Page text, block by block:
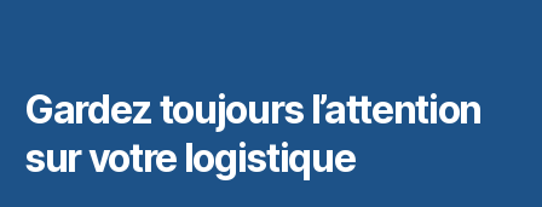
Gardez toujours l’attention
sur votre logistique